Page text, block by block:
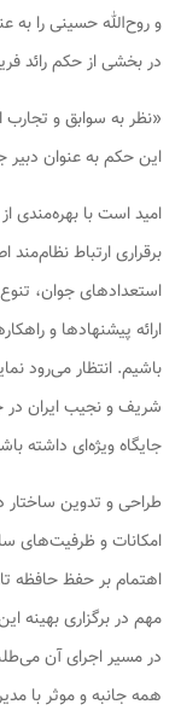
و روح‌الله حسینی را به
در بخشی از حکم رائد
«نظر به سوابق و
این حکم به عنوان
امید است با بهره‌مندی
برقراری ارتباط
استعدادهای جوان،
ارائه پیشنهادها و
باشیم. انتظار می‌رود
شریف و نجیب ایران در
جایگاه ویژه‌ای داشته
طراحی و تدوین ساختار
امکانات و ظرفیت‌های
اهتمام بر حفظ حافظه
مهم در برگزاری بهینه
در مسیر اجرای آن
همه جانبه و موثر با